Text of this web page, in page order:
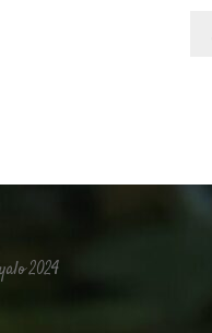
2024